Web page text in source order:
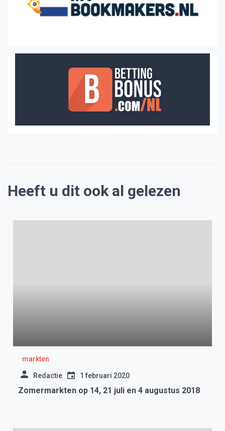
Heeft u dit ook al gelezen
markten
Redactie 1 februari 2020
Zomermarkten op 14, 21 juli en 4 augustus 2018